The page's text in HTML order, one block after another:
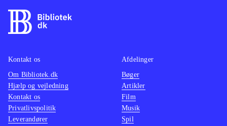
Kontakt os
Om Bibliotek.dk
Hjælp og vejledning
Kontakt os
Privatlivspolitik
Leverandører
Afdelinger
Bøger
Artikler
Film
Musik
Spil